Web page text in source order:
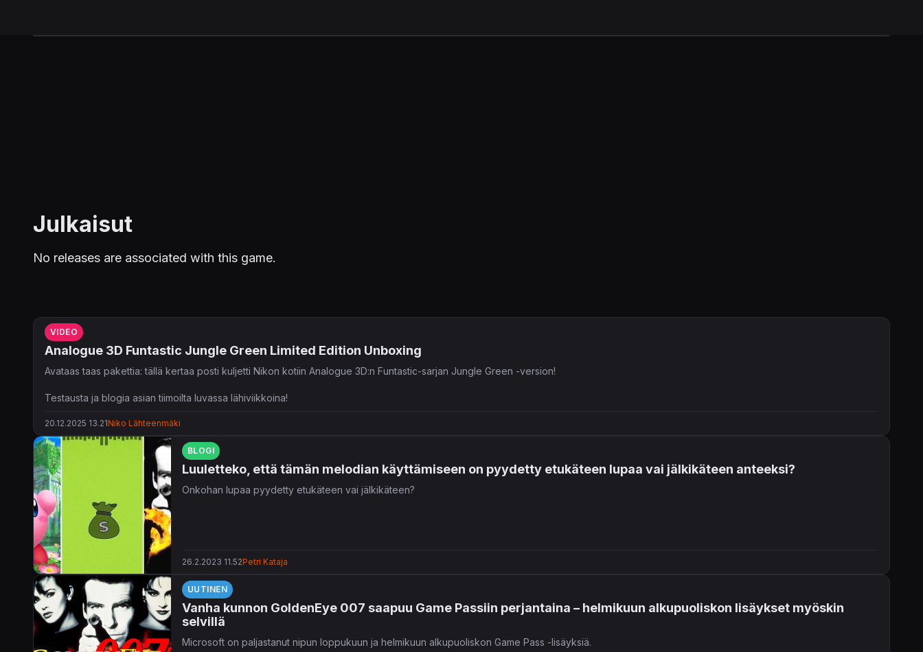
Julkaisut
No releases are associated with this game.
VIDEO
Analogue 3D Funtastic Jungle Green Limited Edition Unboxing
Avataas taas pakettia: tällä kertaa posti kuljetti Nikon kotiin Analogue 3D:n Funtastic-sarjan Jungle Green -version!
Testausta ja blogia asian tiimoilta luvassa lähiviikkoina!
Lisätietoja laitteestaAnaloguen verkkosivuilla
20.12.2025 13.21Niko Lähteenmäki
BLOGI
Luuletteko, että tämän melodian käyttämiseen on pyydetty etukäteen lupaa vai jälkikäteen anteeksi?
Onkohan lupaa pyydetty etukäteen vai jälkikäteen?
26.2.2023 11.52Petri Kataja
UUTINEN
Vanha kunnon GoldenEye 007 saapuu Game Passiin perjantaina – helmikuun alkupuoliskon lisäykset myöskin
selvillä
Microsoft on paljastanut nipun loppukuun ja helmikuun alkupuoliskon Game Pass -lisäyksiä.